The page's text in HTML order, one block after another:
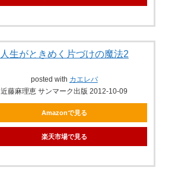
人生がときめく片づけの魔法2
posted with カエレバ
近藤麻理恵 サンマーク出版 2012-10-09
Amazonで見る
楽天市場で見る